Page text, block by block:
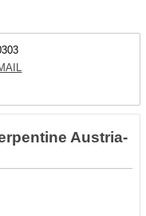
Austria-